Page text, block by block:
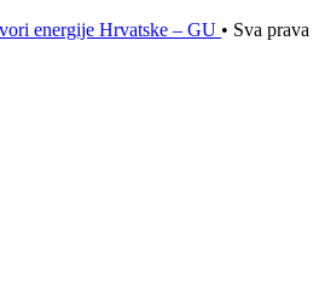
energije Hrvatske – GU • Sva prava